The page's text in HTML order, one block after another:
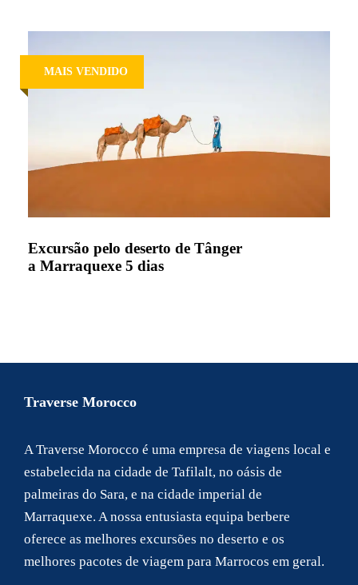
MAIS VENDIDO
Excursão pelo deserto de Tânger
a Marraquexe 5 dias
Traverse Morocco
A Traverse Morocco é uma empresa de viagens local e
estabelecida na cidade de Tafilalt, no oásis de
palmeiras do Sara, e na cidade imperial de
Marraquexe. A nossa entusiasta equipa berbere
oferece as melhores excursões no deserto e os
melhores pacotes de viagem para Marrocos em geral.